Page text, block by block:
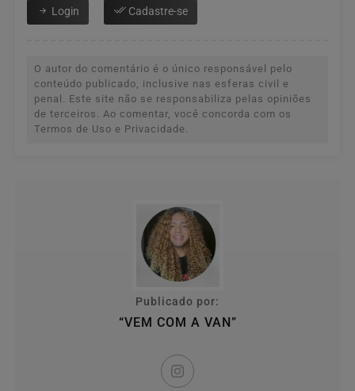
Login Cadastre-se
O autor do comentário é o único responsável pelo
conteúdo publicado, inclusive nas esferas civil e
penal. Este site não se responsabiliza pelas opiniões
de terceiros. Ao comentar, você concorda com os
Termos de Uso e Privacidade.
Publicado por:
“VEM COM A VAN”